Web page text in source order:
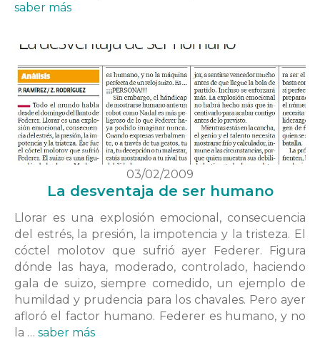
saber más
03/02/2009
La desventaja de ser humano
Llorar es una explosión emocional, consecuencia
del estrés, la presión, la impotencia y la tristeza. El
cóctel molotov que sufrió ayer Federer. Figura
dónde las haya, moderado, controlado, haciendo
gala de suizo, siempre comedido, un ejemplo de
humildad y prudencia para los chavales. Pero ayer
afloró el factor humano. Federer es humano, y no
la … saber más